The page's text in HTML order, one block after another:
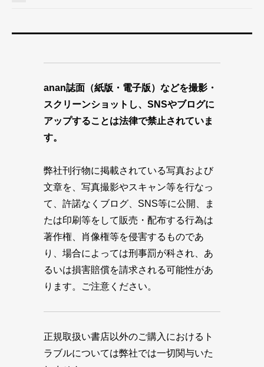
anan誌面（紙版・電子版）などを撮影・
スクリーンショットし、SNSやブログに
アップすることは法律で禁止されていま
す。
弊社刊行物に掲載されている写真および
文章を、写真撮影やスキャン等を行なっ
て、許諾なくブログ、SNS等に公開、ま
たは印刷等をして販売・配布する行為は
著作権、肖像権等を侵害するものであ
り、場合によっては刑事罰が科され、あ
るいは損害賠償を請求される可能性があ
ります。ご注意ください。
正規取扱い書店以外のご購入におけるト
ラブルについては弊社では一切関与いた